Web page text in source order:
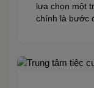
lựa chọn một
chính là bước